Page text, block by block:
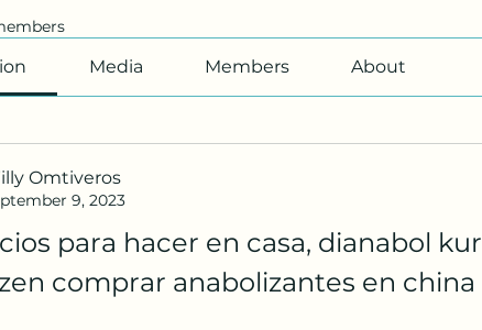
Media Members About
Omtiveros
Omtiveros
9, 2023
para hacer en casa, dianabol kur
comprar anabolizantes en china